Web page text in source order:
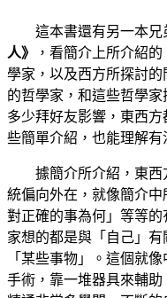
這本書還有另一本兄
人》
，看簡介上所介紹的
學家，以及西方所探討
的哲學家，和這些哲學
多少拜好友影響，東西
些簡單介紹，也能理解有
據簡介所介紹，東西
統偏向外在，就像簡介
對正確的事為何」等等
家想的都是與「自己」
「某些事物」。這個就
手術，靠一堆器具來輔